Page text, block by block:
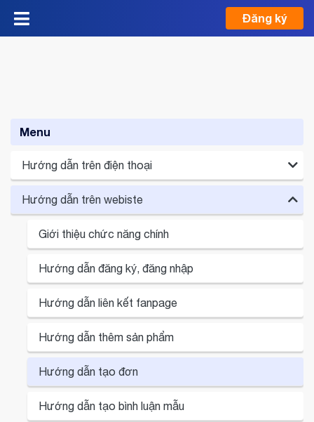
Đăng ký
Menu
Hướng dẫn trên điện thoại
Giới thiệu chức năng chính
Hướng dẫn đăng ký, đăng nhập
Hướng dẫn liên kết fanpage
Hướng dẫn thêm sản phẩm
Hướng dẫn tạo bình luận mẫu
Hướng dẫn tạo nhãn khách hàng
Hướng dẫn trả lời tin nhắn
Hướng dẫn trên webiste
Giới thiệu chức năng chính
Hướng dẫn đăng ký, đăng nhập
Hướng dẫn liên kết fanpage
Hướng dẫn thêm sản phẩm
Hướng dẫn tạo đơn
Hướng dẫn tạo bình luận mẫu